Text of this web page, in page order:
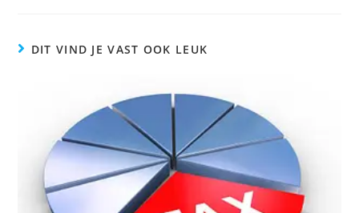
DIT VIND JE VAST OOK LEUK